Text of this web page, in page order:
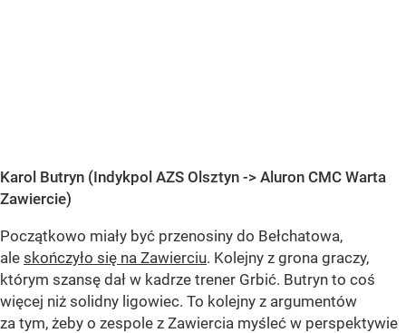
Karol Butryn (Indykpol AZS Olsztyn -> Aluron CMC Warta
Zawiercie)
Początkowo miały być przenosiny do Bełchatowa,
ale skończyło się na Zawierciu. Kolejny z grona graczy,
którym szansę dał w kadrze trener Grbić. Butryn to coś
więcej niż solidny ligowiec. To kolejny z argumentów
za tym, żeby o zespole z Zawiercia myśleć w perspektywie